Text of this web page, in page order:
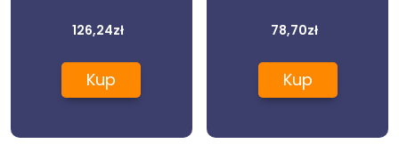
126,24zł
Kup
78,70zł
Kup